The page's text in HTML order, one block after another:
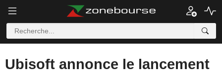
Ubisoft annonce le lancement